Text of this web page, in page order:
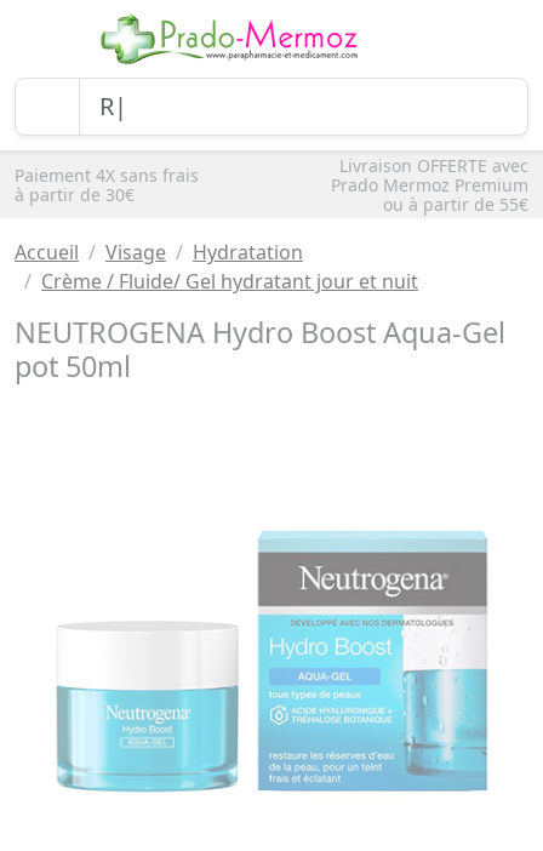
Paiement 4X sans frais
à partir de 30€
Livraison OFFERTE avec
Prado Mermoz Premium
ou à partir de 55€
Accueil Visage
Hydratation
Crème / Fluide/ Gel hydratant jour et nuit
NEUTROGENA Hydro Boost Aqua-Gel
pot 50ml